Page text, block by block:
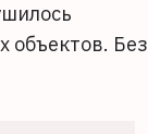
объектов. Без